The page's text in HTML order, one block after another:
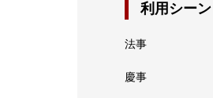
利用シーン
法事
慶事